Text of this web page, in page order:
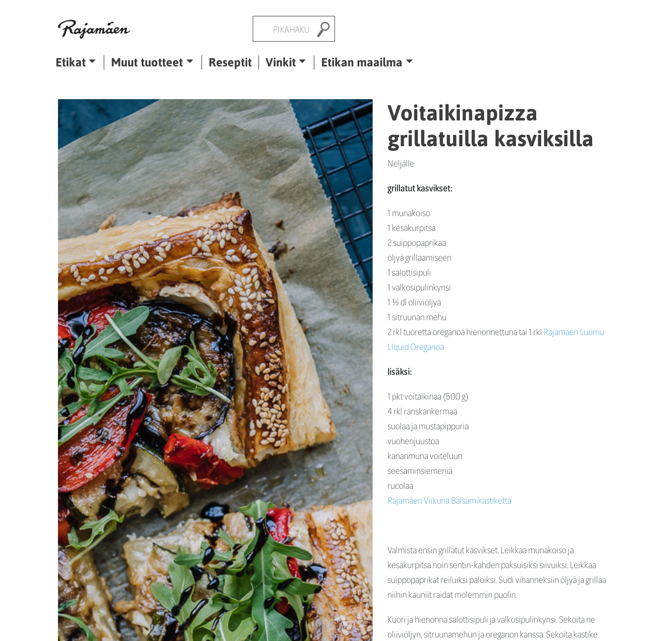
Etikat Muut tuotteet Reseptit Vinkit Etikan maailma
Voitaikinapizza
grillatuilla kasviksilla
Neljälle
grillatut kasvikset:
1 munakoiso
1 kesäkurpitsa
2 suippopaprikaa
öljyä grillaamiseen
1 salottisipuli
1 valkosipulinkynsi
1 ½ dl oliiviöljyä
1 sitruunan mehu
2 rkl tuoretta oreganoa hienonnettuna tai 1 rklRajamäen Luomu
Liquid Oreganoa
lisäksi:
1 pkt voitaikinaa (500 g)
4 rkl ranskankermaa
suolaa ja mustapippuria
vuohenjuustoa
kananmuna voiteluun
seesaminsiemeniä
rucolaa
Rajamäen Viikuna Balsamikastiketta
Valmista ensin grillatut kasvikset. Leikkaa munakoiso ja
kesäkurpitsa noin sentin-kahden paksuisiksi siivuiksi. Leikkaa
suippopaprikat reiluiksi paloiksi. Sudi vihanneksiin öljyä ja grillaa
niihin kauniit raidat molemmin puolin.
Kuori ja hienonna salottisipuli ja valkosipulinkynsi. Sekoita ne
oliiviöljyn, sitruunamehun ja oreganon kanssa. Sekoita kastike